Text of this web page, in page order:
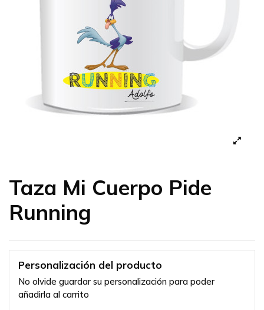
Taza Mi Cuerpo Pide
Running
Personalización del producto
No olvide guardar su personalización para poder
añadirla al carrito